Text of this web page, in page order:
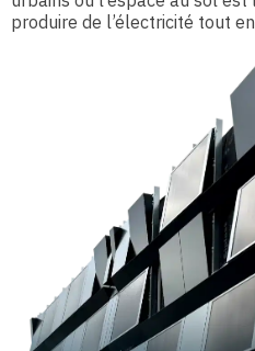
produire de l’électricité tout en